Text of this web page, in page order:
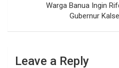
Warga Banua Ingin
Gubernur
Leave a Reply